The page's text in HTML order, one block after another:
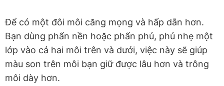
Để có một đôi môi căng mọng và hấp dẫn hơn.
Bạn dùng phấn nền hoặc phấn phủ, phủ nhẹ một
lớp vào cả hai môi trên và dưới, việc này sẽ giúp
màu son trên môi bạn giữ được lâu hơn và trông
môi dày hơn.